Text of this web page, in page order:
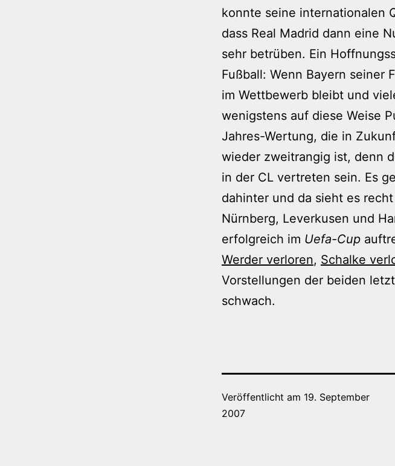
konnte seine internationalen
dass Real Madrid dann eine
sehr betrüben. Ein
Fußball: Wenn Bayern seiner
im Wettbewerb bleibt und
wenigstens auf diese Weise
Jahres-Wertung, die in
wieder zweitrangig ist, denn
in der CL vertreten sein. Es
dahinter und da sieht es
Nürnberg, Leverkusen und
erfolgreich im Uefa-Cup
Werder verloren, Schalke
Vorstellungen der beiden
schwach.
Veröffentlicht am 19. September
2007